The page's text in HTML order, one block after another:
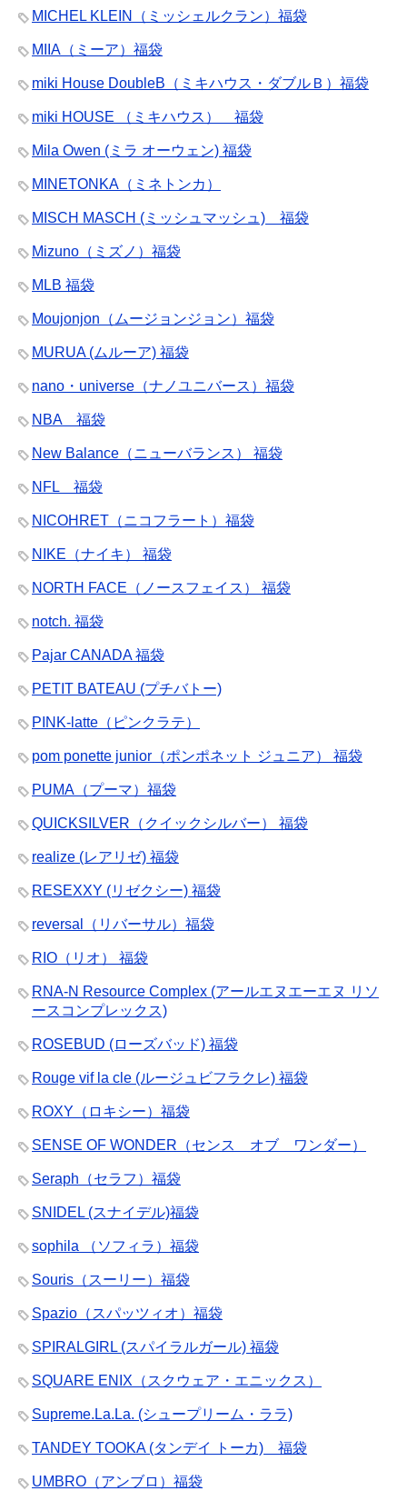
MICHEL KLEIN（ミッシェルクラン）福袋
MIIA（ミーア）福袋
miki House DoubleB（ミキハウス・ダブルＢ）福袋
miki HOUSE （ミキハウス） 福袋
Mila Owen (ミラ オーウェン) 福袋
MINETONKA（ミネトンカ）
MISCH MASCH (ミッシュマッシュ) 福袋
Mizuno（ミズノ）福袋
MLB 福袋
Moujonjon（ムージョンジョン）福袋
MURUA (ムルーア) 福袋
nano・universe（ナノユニバース）福袋
NBA 福袋
New Balance（ニューバランス） 福袋
NFL 福袋
NICOHRET（ニコフラート）福袋
NIKE（ナイキ） 福袋
NORTH FACE（ノースフェイス） 福袋
notch. 福袋
Pajar CANADA 福袋
PETIT BATEAU (プチバトー)
PINK-latte（ピンクラテ）
pom ponette junior（ポンポネット ジュニア） 福袋
PUMA（プーマ）福袋
QUICKSILVER（クイックシルバー） 福袋
realize (レアリゼ) 福袋
RESEXXY (リゼクシー) 福袋
reversal（リバーサル）福袋
RIO（リオ） 福袋
RNA-N Resource Complex (アールエヌエーエヌ リソ
ースコンプレックス)
ROSEBUD (ローズバッド) 福袋
Rouge vif la cle (ルージュビフラクレ) 福袋
ROXY（ロキシー）福袋
SENSE OF WONDER（センス オブ ワンダー）
Seraph（セラフ）福袋
SNIDEL (スナイデル)福袋
sophila （ソフィラ）福袋
Souris（スーリー）福袋
Spazio（スパッツィオ）福袋
SPIRALGIRL (スパイラルガール) 福袋
SQUARE ENIX（スクウェア・エニックス）
Supreme.La.La. (シュープリーム・ララ)
TANDEY TOOKA (タンデイ トーカ) 福袋
UMBRO（アンブロ）福袋